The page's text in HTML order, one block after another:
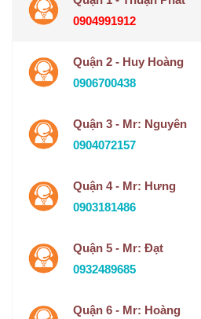
0904991912
Quận 2 - Huy Hoàng
0906700438
Quận 3 - Mr: Nguyên
0904072157
Quận 4 - Mr: Hưng
0903181486
Quận 5 - Mr: Đạt
0932489685
Quận 6 - Mr: Hoàng